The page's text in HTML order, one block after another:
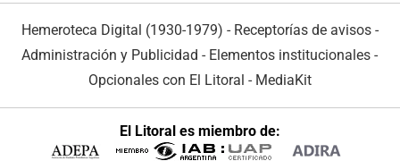
Hemeroteca Digital (1930-1979) - Receptorías de avisos -
Administración y Publicidad - Elementos institucionales -
Opcionales con El Litoral - MediaKit
El Litoral es miembro de: